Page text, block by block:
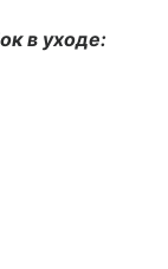
в уходе: